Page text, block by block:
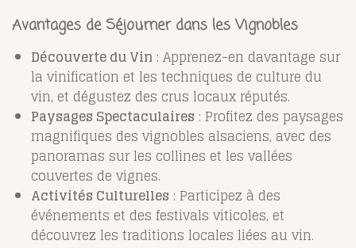
Avantages de Séjourner dans les Vignobles
Découverte du Vin : Apprenez-en davantage sur
la vinification et les techniques de culture du
vin, et dégustez des crus locaux réputés.
Paysages Spectaculaires : Profitez des paysages
magnifiques des vignobles alsaciens, avec des
panoramas sur les collines et les vallées
couvertes de vignes.
Activités Culturelles : Participez à des
événements et des festivals viticoles, et
découvrez les traditions locales liées au vin.